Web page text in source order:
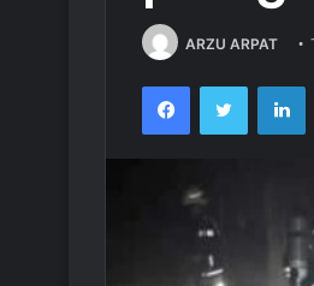
ARZU ARPAT
FacebookTwitter